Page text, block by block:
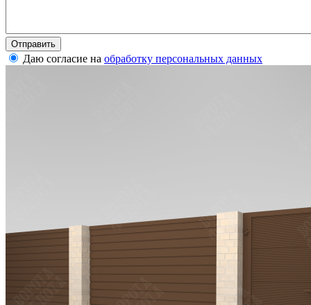
Даю согласие на обработку персональных данных